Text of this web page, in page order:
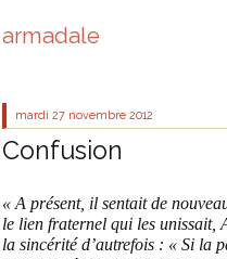
armadale
mardi 27 novembre 2012
Confusion
« A présent, il sentait de
le lien fraternel qui les unissait,
la sincérité d’autrefois : « Si la